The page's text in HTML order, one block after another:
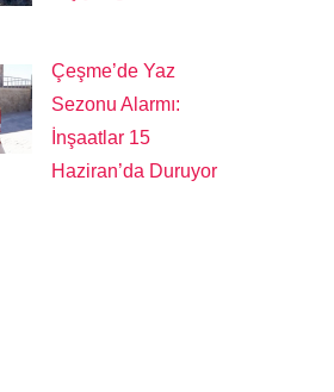
Çeşme’de Yaz
Sezonu Alarmı:
İnşaatlar 15
Haziran’da Duruyor